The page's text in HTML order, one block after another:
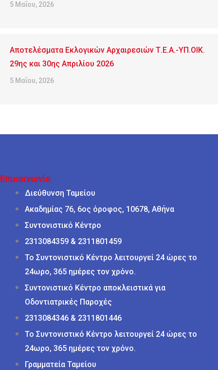
5 Μαΐου, 2026
Αποτελέσματα Εκλογικών Αρχαιρεσιών Τ.Ε.Α.-ΥΠ.ΟΙΚ.
29ης και 30ης Απριλίου 2026
5 Μαΐου, 2026
Επικοινωνία
Διεύθυνση Ταμείου
Ακαδημίας 76, 6ος όροφος, 10678, Αθήνα
Συντονιστικό Κέντρο
2313084359 & 2311801459
Το Συντονιστικό Κέντρο λειτουργεί 24 ώρες το
24ωρο, 365 ημέρες τον χρόνο.
Συντονιστικό Κέντρο αποκλειστικά για
Οδοντιατρικές Παροχές
2313084346 & 2311801446
Το Συντονιστικό Κέντρο λειτουργεί 24 ώρες το
24ωρο, 365 ημέρες τον χρόνο.
Γραμματεία Ταμείου